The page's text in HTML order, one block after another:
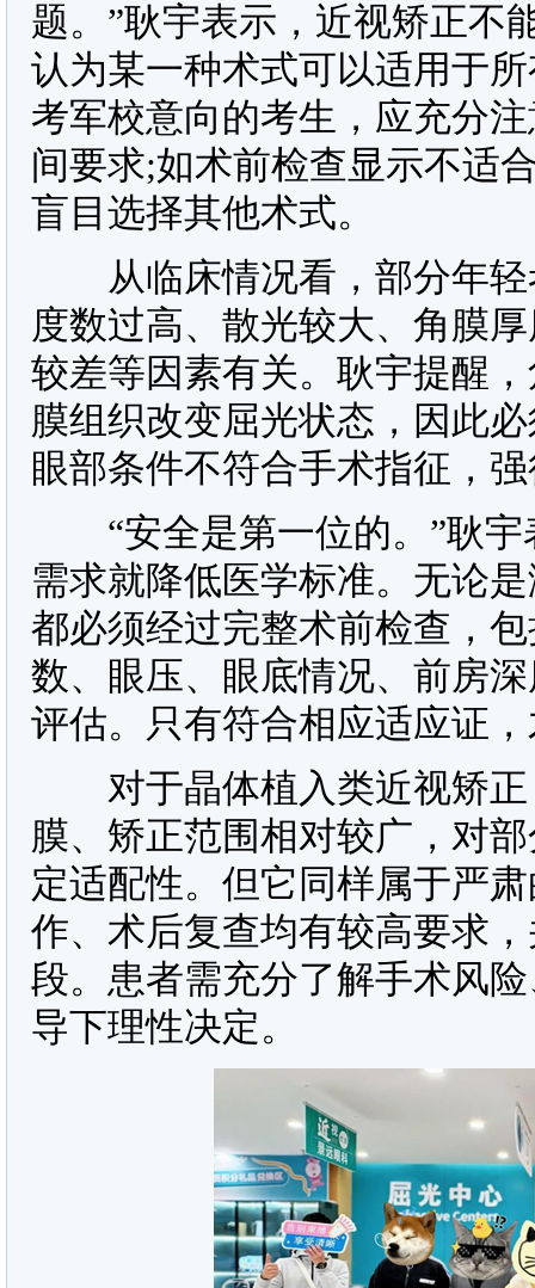
题。”耿宇表示，近视矫正不
认为某一种术式可以适用于
考军校意向的考生，应充分
间要求;如术前检查显示不适
盲目选择其他术式。
从临床情况看，部分年轻
度数过高、散光较大、角膜
较差等因素有关。耿宇提醒
膜组织改变屈光状态，因此
眼部条件不符合手术指征，
“安全是第一位的。”耿宇
需求就降低医学标准。无论
都必须经过完整术前检查，
数、眼压、眼底情况、前房
评估。只有符合相应适应证
对于晶体植入类近视矫正
膜、矫正范围相对较广，对
定适配性。但它同样属于严
作、术后复查均有较高要求
段。患者需充分了解手术风
导下理性决定。